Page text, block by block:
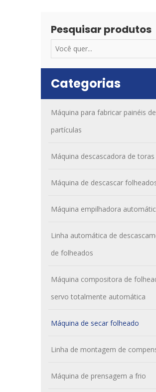
Pesquisar produtos
Categorias
Máquina para fabricar painéis de
partículas
Máquina descascadora de toras
Máquina de descascar
Máquina empilhadora
Linha automática de
de folheados
Máquina compositora de
servo totalmente automática
Máquina de secar folheado
Linha de montagem de
Máquina de prensagem a frio